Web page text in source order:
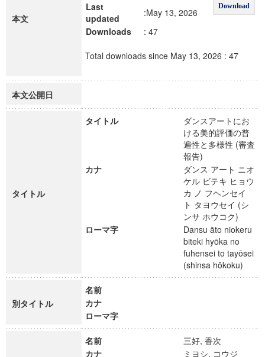
本文
Download
Last
updated
:May 13, 2026
Downloads
: 47
Total downloads since May 13, 2026 : 47
本文公開日
タイトル
タイトル
ダンスアートにお
ける美的評価の普
遍性と多様性 (審査
報告)
カナ
ダンス アート ニオ
ケル ビテキ ヒョウ
カ ノ フヘンセイ
ト タヨウセイ (シ
ンサ ホウコク)
ローマ字
Dansu āto niokeru
biteki hyōka no
fuhensei to tayōsei
(shinsa hōkoku)
別タイトル
名前
カナ
ローマ字
名前
三好, 香次
カナ
ミヨシ, コウジ